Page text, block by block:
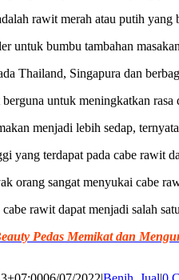
rawit merah atau putih
untuk bumbu tambahan
Thailand, Singapura dan
untuk meningkatkan
menjadi lebih sedap,
yang terdapat pada cabe rawit
orang sangat menyukai cabe
rawit dapat menjadi salah
Pedas Memikat dan